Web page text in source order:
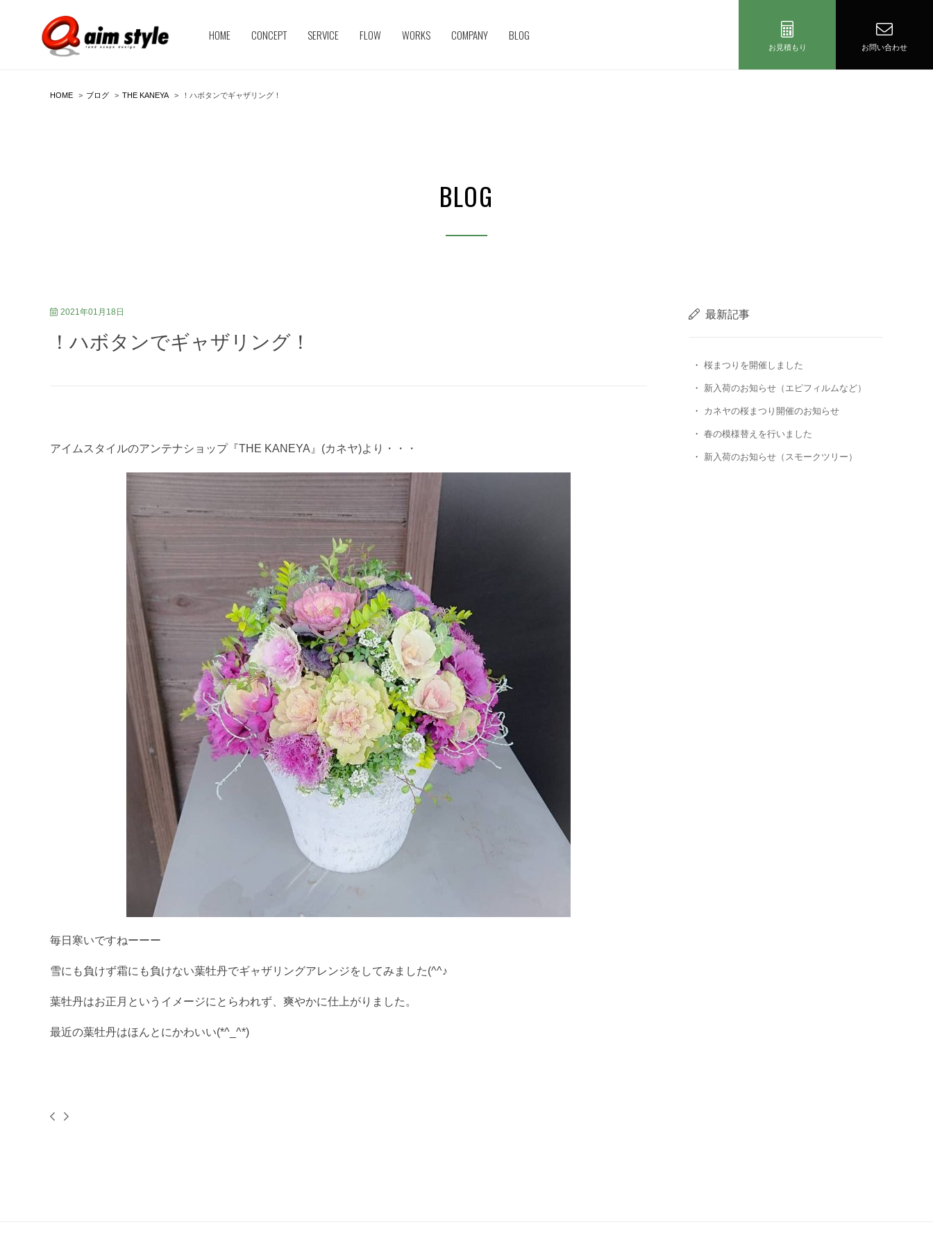
HOME CONCEPT SERVICE FLOW WORKS COMPANY BLOG
お見積もり お問い合わせ
HOME ブログ THE KANEYA ！ハボタンでギャザリング！
BLOG
2021年01月18日
！ハボタンでギャザリング！
アイムスタイルのアンテナショップ『THE KANEYA』(カネヤ)より・・・
毎日寒いですねーーー
雪にも負けず霜にも負けない葉牡丹でギャザリングアレンジをしてみました(^^♪
葉牡丹はお正月というイメージにとらわれず、爽やかに仕上がりました。
最近の葉牡丹はほんとにかわいい(*^_^*)
最新記事
桜まつりを開催しました
新入荷のお知らせ（エピフィルムなど）
カネヤの桜まつり開催のお知らせ
春の模様替えを行いました
新入荷のお知らせ（スモークツリー）